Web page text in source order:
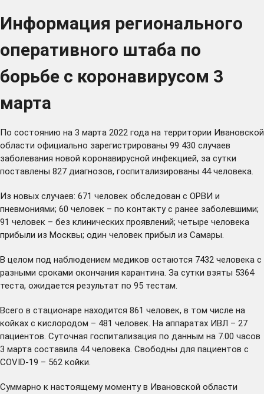
Информация регионального
оперативного штаба по
борьбе с коронавирусом 3
марта
По состоянию на 3 марта 2022 года на территории Ивановской
области официально зарегистрированы 99 430 случаев
заболевания новой коронавирусной инфекцией, за сутки
поставлены 827 диагнозов, госпитализированы 44 человека.
Из новых случаев: 671 человек обследован с ОРВИ и
пневмониями; 60 человек – по контакту с ранее заболевшими;
91 человек – без клинических проявлений; четыре человека
прибыли из Москвы; один человек прибыл из Самары.
В целом под наблюдением медиков остаются 7432 человека с
разными сроками окончания карантина. За сутки взяты 5364
теста, ожидается результат по 95 тестам.
Всего в стационаре находится 861 человек, в том числе на
койках с кислородом – 481 человек. На аппаратах ИВЛ – 27
пациентов. Суточная госпитализация по данным на 7.00 часов
3 марта составила 44 человека. Свободны для пациентов с
COVID-19 – 562 койки.
Суммарно к настоящему моменту в Ивановской области